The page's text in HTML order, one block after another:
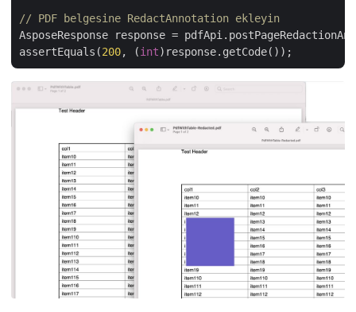
// PDF belgesine RedactAnnotation ekleyin
AsposeResponse response =
assertEquals(200, (int